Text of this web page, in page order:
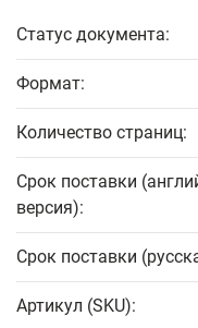
Статус документа:
Формат:
Количество страниц:
Срок поставки
версия):
Срок поставки
Артикул (SKU):